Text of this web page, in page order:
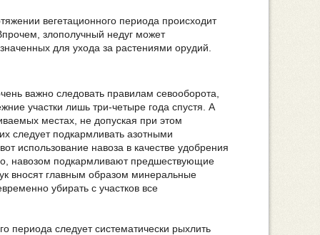
вегетационного периода происходит
злополучный недуг может
для ухода за растениями орудий.
важно следовать правилам севооборота,
участки лишь три-четыре года спустя. А
местах, не допуская при этом
следует подкармливать азотными
использование навоза в качестве удобрения
навозом подкармливают предшествующие
вносят главным образом минеральные
убирать с участков все
периода следует систематически рыхлить